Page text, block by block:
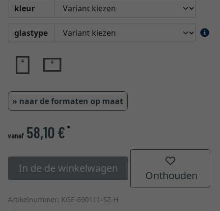
kleur
glastype
» naar de formaten op maat
vanaf 58,10 €*
In de de winkelwagen
Onthouden
Artikelnummer: KGE-690111-SZ-H